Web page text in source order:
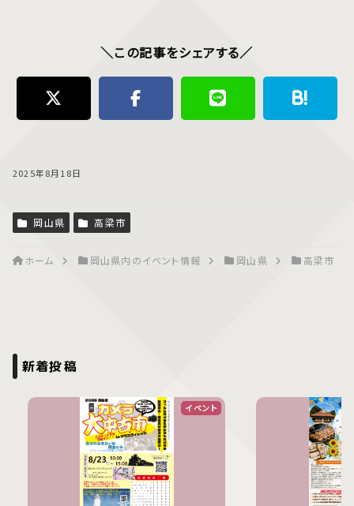
＼この記事をシェアする／
2025年8月18日
岡山県 高梁市
ホーム 岡山県内のイベント情報 岡山県 高梁市
新着投稿
イベント